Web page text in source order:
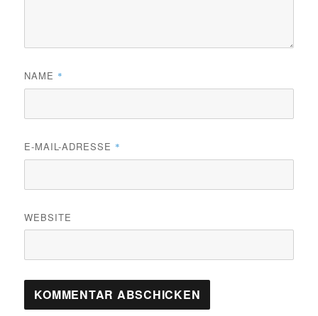
NAME *
E-MAIL-ADRESSE *
WEBSITE